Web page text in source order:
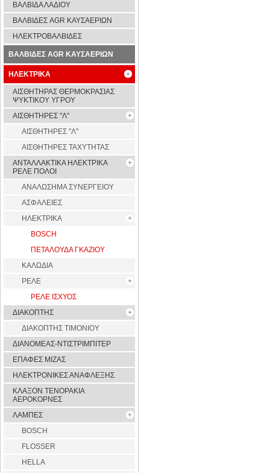
ΒΑΛΒΙΔΑ ΛΑΔΙΟΥ
ΒΑΛΒΙΔΕΣ AGR ΚΑΥΣΑΕΡΙΩΝ
ΗΛΕΚΤΡΟΒΑΛΒΙΔΕΣ
ΒΑΛΒΙΔΕΣ AGR ΚΑΥΣΑΕΡΙΩΝ
ΗΛΕΚΤΡΙΚΑ
ΑΙΣΘΗΤΗΡΑΣ ΘΕΡΜΟΚΡΑΣΙΑΣ
ΨΥΚΤΙΚΟΥ ΥΓΡΟΥ
ΑΙΣΘΗΤΗΡΕΣ ''Λ''
ΑΙΣΘΗΤΗΡEΣ ''Λ''
ΑΙΣΘΗΤΗΡEΣ ΤΑΧΥΤΗΤΑΣ
ΑΝΤΑΛΛΑΚΤΙΚΑ ΗΛΕΚΤΡΙΚΑ
ΡΕΛΕ ΠΟΛΟΙ
ΑΝΑΛΩΣΗΜΑ ΣΥΝΕΡΓΕΙΟΥ
ΑΣΦΑΛΕΙΕΣ
ΗΛΕΚΤΡΙΚΑ
BOSCH
ΠΕΤΑΛΟΥΔΑ ΓΚΑΖΙΟΥ
ΚΑΛΩΔΙΑ
ΡΕΛΕ
ΡΕΛΕ ΙΣΧΥΟΣ
ΔΙΑΚΟΠΤΗΣ
ΔΙΑΚΟΠΤΗΣ ΤΙΜΟΝΙΟΥ
ΔΙΑΝΟΜΕΑΣ-ΝΤΙΣΤΡΙΜΠΙΤΕΡ
ΕΠΑΦΕΣ ΜΙΖΑΣ
ΗΛΕΚΤΡΟΝΙΚΕΣ ΑΝΑΦΛΕΞΗΣ
ΚΛΑΞΟΝ ΤΕΝΟΡΑΚΙΑ
ΑΕΡΟΚΟΡΝΕΣ
ΛΑΜΠΕΣ
BOSCH
FLOSSER
HELLA